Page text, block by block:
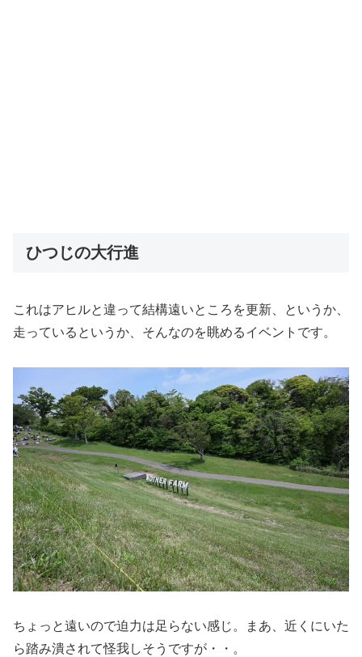
ひつじの大行進
これはアヒルと違って結構遠いところを更新、というか、
走っているというか、そんなのを眺めるイベントです。
ちょっと遠いので迫力は足らない感じ。まあ、近くにいた
ら踏み潰されて怪我しそうですが・・。